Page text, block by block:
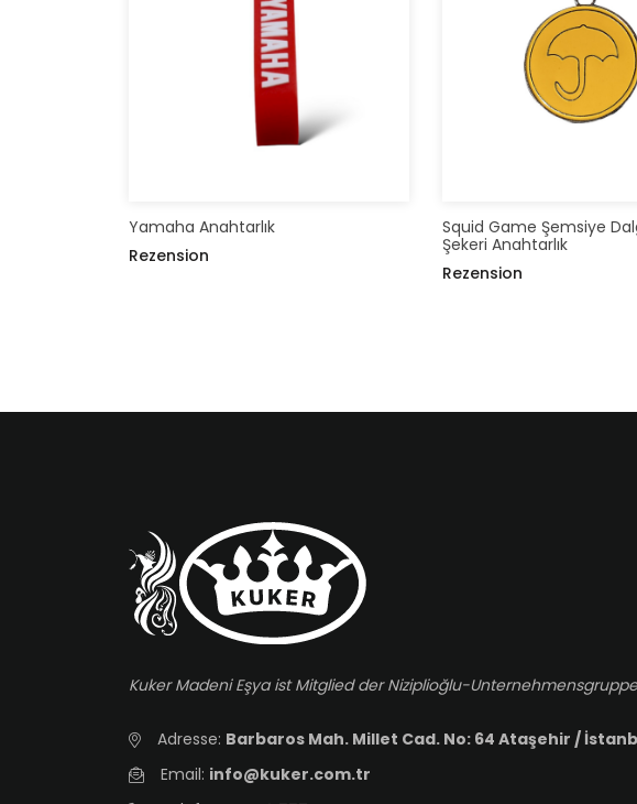
Yamaha Anahtarlık
Rezension
Squid Game Şemsiye
Şekeri Anahtarlık
Rezension
Kuker Madeni Eşya ist Mitglied der Niziplioğlu-
Adresse: Barbaros Mah. Millet Cad. No: 64 Ataşehir /
Email: info@kuker.com.tr